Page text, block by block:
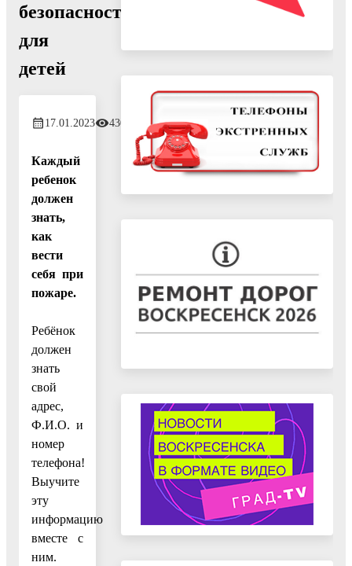
безопасности
для
детей
17.01.2023 430
Каждый
ребенок
должен
знать,
как
вести
себя при
пожаре.
Ребёнок
должен
знать
свой
адрес,
Ф.И.О. и
номер
телефона!
Выучите
эту
информацию
вместе с
ним.